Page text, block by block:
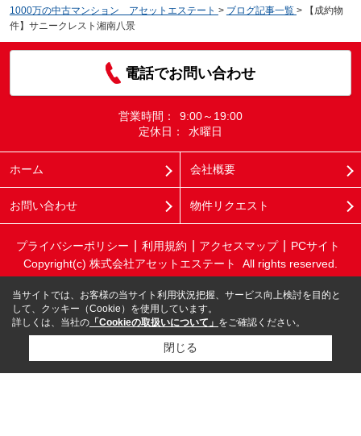
1000万の中古マンション アセットエステート > ブログ記事一覧 >
【成約物
件】サニークレスト湘南八景
電話でお問い合わせ
営業時間：
9:00～19:00
定休日：
水曜日
ホーム 会社概要
お問い合わせ 物件リクエスト
プライバシーポリシー 利用規約 アクセスマップ
PCサイト
Copyright(c) 株式会社アセットエステート All rights reserved.
当サイトでは、お客様の当サイト利用状況把握、サービス向上検討を目的と
して、クッキー（Cookie）を使用しています。
詳しくは、当社の 「Cookieの取扱いについて」 をご確認ください。
閉じる